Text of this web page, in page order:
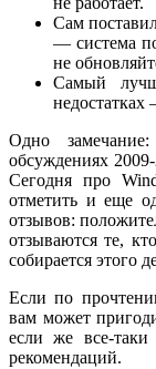
Сам
— система
не
Самый
Одно
обсуждениях
Сегодня про
отметить и еще
отзывов:
отзываются те,
собирается этого
Если по
вам может
если же все-таки
рекомендаций.